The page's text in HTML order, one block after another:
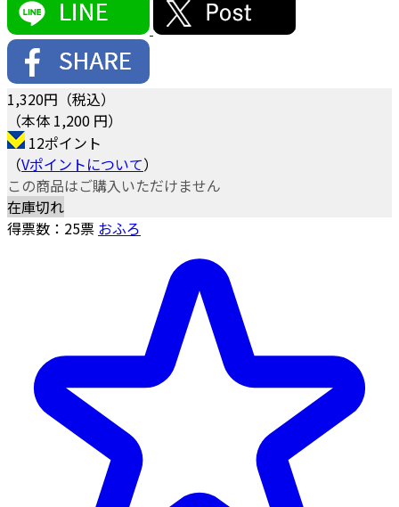
1,320円（税込）
（本体 1,200 円）
12ポイント
（Vポイントについて）
この商品はご購入いただけません
在庫切れ
得票数： 25票 おふろ